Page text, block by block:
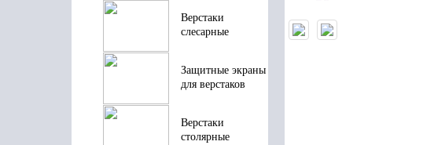
Верстаки
слесарные
Защитные экраны
для верстаков
Верстаки
столярные